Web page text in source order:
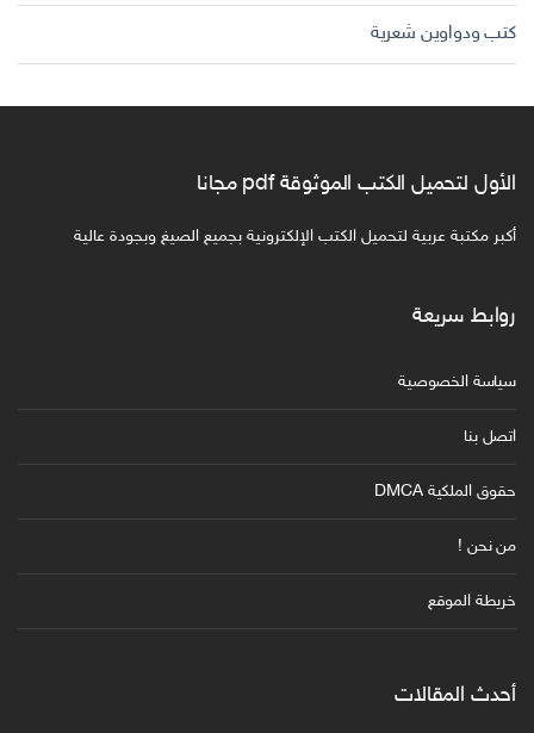
كتب ودواوين شعرية
الأول لتحميل الكتب الموثوقة pdf مجانا
أكبر مكتبة عربية لتحميل الكتب الإلكترونية بجميع الصيغ وبجودة عالية
روابط سريعة
سياسة الخصوصية
اتصل بنا
حقوق الملكية DMCA
من نحن !
خريطة الموقع
أحدث المقالات